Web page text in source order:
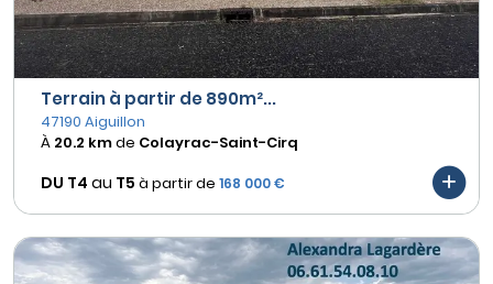
Terrain à partir de 890m²...
47190 Aiguillon
À 20.2 kmde Colayrac-Saint-Cirq
DU T4 au T5 à partir de 168 000 €